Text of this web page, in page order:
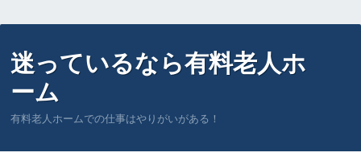
迷っているなら有料老人ホ
ーム
有料老人ホームでの仕事はやりがいがある！